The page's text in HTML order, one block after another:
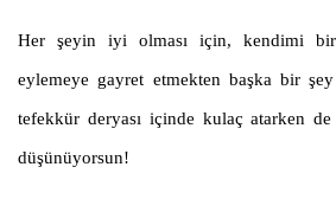
Her şeyin iyi olması için, kendimi
eylemeye gayret etmekten başka bir
tefekkür deryası içinde kulaç atarken
düşünüyorsun!